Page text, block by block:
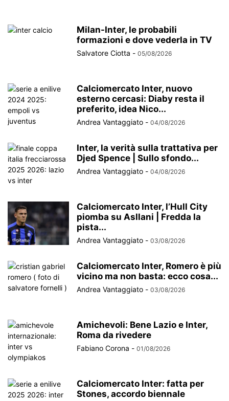
Milan-Inter, le probabili
formazioni e dove vederla in TV
Salvatore Ciotta - 05/08/2026
Calciomercato Inter, nuovo
esterno cercasi: Diaby resta il
preferito, idea Nico...
Andrea Vantaggiato - 04/08/2026
Inter, la verità sulla trattativa per
Djed Spence | Sullo sfondo...
Andrea Vantaggiato - 04/08/2026
Calciomercato Inter, l’Hull City
piomba su Asllani | Fredda la
pista...
Andrea Vantaggiato - 03/08/2026
Calciomercato Inter, Romero è più
vicino ma non basta: ecco cosa...
Andrea Vantaggiato - 03/08/2026
Amichevoli: Bene Lazio e Inter,
Roma da rivedere
Fabiano Corona - 01/08/2026
Calciomercato Inter: fatta per
Stones, accordo biennale